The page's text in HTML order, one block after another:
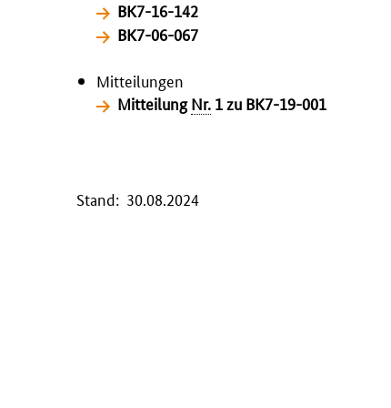
BK7-16-142
BK7-06-067
Mitteilungen
MitteilungNr. 1 zu BK7-19-001
Stand: 30.08.2024